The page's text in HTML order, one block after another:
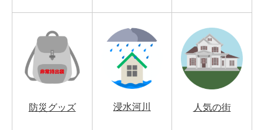
防災グッズ 浸水河川 人気の街